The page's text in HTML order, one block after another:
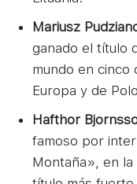
Mariusz
ganado el título
mundo en cinco
Europa y de
Hafthor
famoso por
Montaña», en